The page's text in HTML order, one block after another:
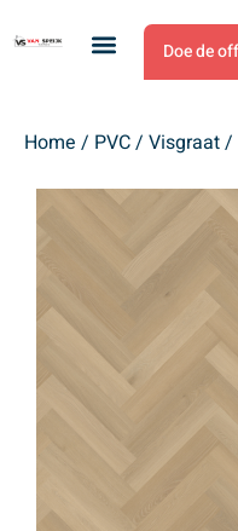
Doe de
Home / PVC/ Visgraat/